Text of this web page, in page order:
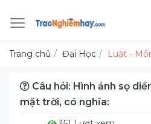
Trang chủ Đại Học Luật -
Câu hỏi: Hình ảnh sọ
mặt trời, có nghĩa: